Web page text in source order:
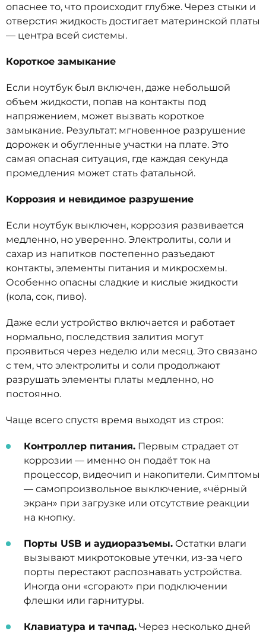
опаснее то, что происходит глубже. Через стыки и
отверстия жидкость достигает материнской платы
— центра всей системы.
Короткое замыкание
Если ноутбук был включен, даже небольшой
объем жидкости, попав на контакты под
напряжением, может вызвать короткое
замыкание. Результат: мгновенное разрушение
дорожек и обугленные участки на плате. Это
самая опасная ситуация, где каждая секунда
промедления может стать фатальной.
Коррозия и невидимое разрушение
Если ноутбук выключен, коррозия развивается
медленно, но уверенно. Электролиты, соли и
сахар из напитков постепенно разъедают
контакты, элементы питания и микросхемы.
Особенно опасны сладкие и кислые жидкости
(кола, сок, пиво).
Даже если устройство включается и работает
нормально, последствия залития могут
проявиться через неделю или месяц. Это связано
с тем, что электролиты и соли продолжают
разрушать элементы платы медленно, но
постоянно.
Чаще всего спустя время выходят из строя:
Контроллер питания. Первым страдает от
коррозии — именно он подаёт ток на
процессор, видеочип и накопители. Симптомы
— самопроизвольное выключение, «чёрный
экран» при загрузке или отсутствие реакции
на кнопку.
Порты USB и аудиоразъемы. Остатки влаги
вызывают микротоковые утечки, из-за чего
порты перестают распознавать устройства.
Иногда они «сгорают» при подключении
флешки или гарнитуры.
Клавиатура и тачпад. Через несколько дней